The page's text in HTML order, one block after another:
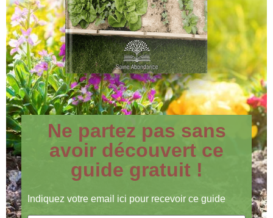
Ne partez pas sans
avoir découvert ce
guide gratuit !
Indiquez votre email ici pour recevoir ce guide